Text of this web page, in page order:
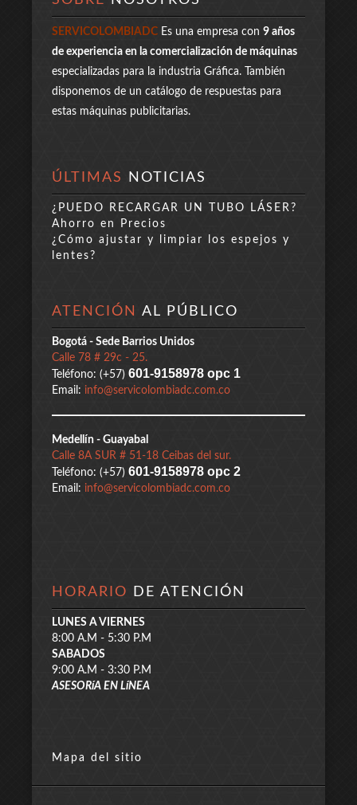
SERVICOLOMBIADC Es una empresa con 9 años
de experiencia en la comercialización de máquinas
especializadas para la industria Gráfica. También
disponemos de un catálogo de respuestas para
estas máquinas publicitarias.
ÚLTIMAS NOTICIAS
¿PUEDO RECARGAR UN TUBO LÁSER?
Ahorro en Precios
¿Cómo ajustar y limpiar los espejos y
lentes?
ATENCIÓN AL PÚBLICO
Bogotá - Sede Barrios Unidos
Calle 78 # 29c - 25.
Teléfono: (+57) 601-9158978 opc 1
Email: info@servicolombiadc.com.co
Medellín - Guayabal
Calle 8A SUR # 51-18 Ceibas del sur.
Teléfono: (+57) 601-9158978 opc 2
Email: info@servicolombiadc.com.co
HORARIO DE ATENCIÓN
LUNES A VIERNES
8:00 A.M - 5:30 P.M
SABADOS
9:00 A.M - 3:30 P.M
ASESORíA EN LíNEA
Mapa del sitio